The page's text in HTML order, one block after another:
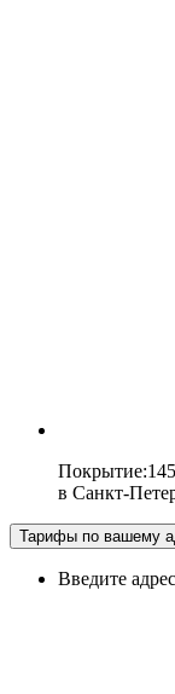
Покрытие:
в Санкт-
Тарифы по вашему
Введите адрес